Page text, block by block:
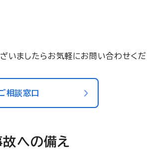
いましたらお気軽にお問い合わせくだ
相談窓口
への備え